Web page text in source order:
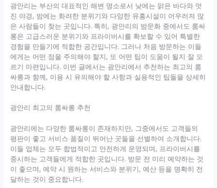
광안리는 부산의 대표적인 해변 명소로서 낮에는 맑은 바다와 멋
진 야경, 밤에는 화려한 분위기와 다양한 유흥시설이 어우러져 많
은 사람들이 찾는 곳입니다. 특히, 광안리의 밤문화 중에서도 룸싸
롱은 고급스러운 분위기와 프라이버시를 확보할 수 있어 특별한
경험을 만들기에 적합한 공간입니다. 그러나 처음 방문하는 이들
에게는 어떤 점을 주의해야 할지, 또 어떤 팁이 도움이 될지 잘 모
르기 마련입니다. 이번 글에서는 광안리에서 추천하는 최고의 룸
싸롱과 함께, 이용 시 유의해야 할 사항과 실용적인 팁들을 상세히
안내합니다.
광안리 최고의 룸싸롱 추천
광안리에는 다양한 룸싸롱이 존재하지만, 그중에서도 고객들의
평판이 좋고 서비스 품질이 뛰어난 곳들을 선별하여 소개합니다.
이들 업체는 모두 합법적이고 안전하게 운영되며, 프라이버시를
중시하는 고객들에게 적합한 곳입니다. 방문 전 미리 예약하는 것
이 좋으며, 예약 시 원하는 서비스와 분위기, 예산 등을 명확히 전
달하는 것이 중요합니다.